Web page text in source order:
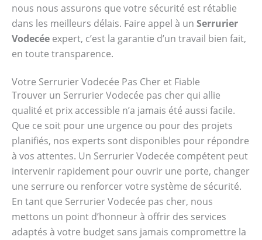
nous nous assurons que votre sécurité est rétablie
dans les meilleurs délais. Faire appel à un Serrurier
Vodecée expert, c’est la garantie d’un travail bien fait,
en toute transparence.
Votre Serrurier Vodecée Pas Cher et Fiable
Trouver un Serrurier Vodecée pas cher qui allie
qualité et prix accessible n’a jamais été aussi facile.
Que ce soit pour une urgence ou pour des projets
planifiés, nos experts sont disponibles pour répondre
à vos attentes. Un Serrurier Vodecée compétent peut
intervenir rapidement pour ouvrir une porte, changer
une serrure ou renforcer votre système de sécurité.
En tant que Serrurier Vodecée pas cher, nous
mettons un point d’honneur à offrir des services
adaptés à votre budget sans jamais compromettre la